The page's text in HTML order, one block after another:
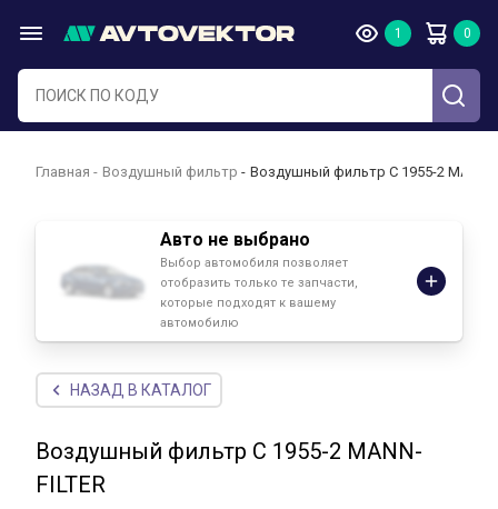
Главная Воздушный фильтр Воздушный фильтр C 1955-2 MANN-
Авто не выбрано
Выбор автомобиля позволяет
отобразить только те запчасти,
которые подходят к вашему
автомобилю
НАЗАД В КАТАЛОГ
Воздушный фильтр C 1955-2 MANN-
FILTER